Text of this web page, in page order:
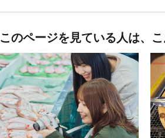
このページを見ている人は、